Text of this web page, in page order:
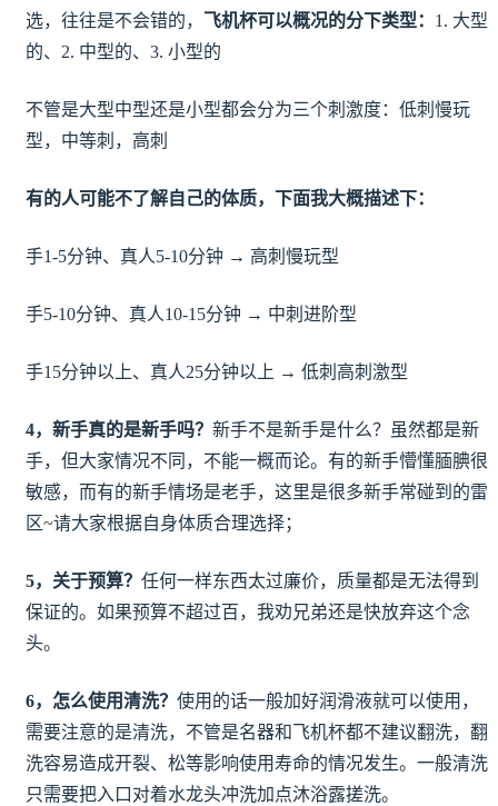
选，往往是不会错的， 飞机杯可以概况的分下类型： 1. 大型
的、2. 中型的、3. 小型的
不管是大型中型还是小型都会分为三个刺激度：低刺慢玩
型，中等刺，高刺
有的人可能不了解自己的体质，下面我大概描述下：
手1-5分钟、真人5-10分钟 → 高刺慢玩型
手5-10分钟、真人10-15分钟 → 中刺进阶型
手15分钟以上、真人25分钟以上 → 低刺高刺激型
4，新手真的是新手吗？ 新手不是新手是什么？虽然都是新
手，但大家情况不同，不能一概而论。有的新手懵懂腼腆很
敏感，而有的新手情场是老手，这里是很多新手常碰到的雷
区~请大家根据自身体质合理选择；
5，关于预算？ 任何一样东西太过廉价，质量都是无法得到
保证的。如果预算不超过百，我劝兄弟还是快放弃这个念
头。
6，怎么使用清洗？ 使用的话一般加好润滑液就可以使用，
需要注意的是清洗，不管是名器和飞机杯都不建议翻洗，翻
洗容易造成开裂、松等影响使用寿命的情况发生。一般清洗
只需要把入口对着水龙头冲洗加点沐浴露搓洗。